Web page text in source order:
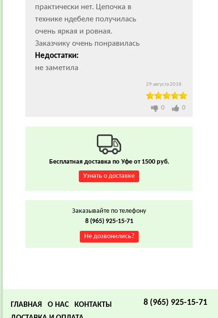
практически нет. Цепочка в
технике ндебеле получилась
очень яркая и ровная.
Заказчику очень понравилась
Недостатки:
не заметила
29 августа 2018
0 0
Бесплатная доставка по Уфе от 1500 руб.
Узнать о доставке
Заказывайте по телефону
8 (965) 925-15-71
Не дозвонились?
8 (965) 925-15-71
ГЛАВНАЯ О НАС
КОНТАКТЫ